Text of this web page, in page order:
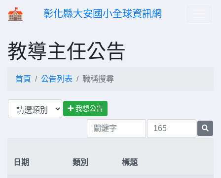
彰化縣大安國小全球資訊網
教導主任公告
首頁 公告列表 職稱搜尋
我想公告
日期 類別 標題